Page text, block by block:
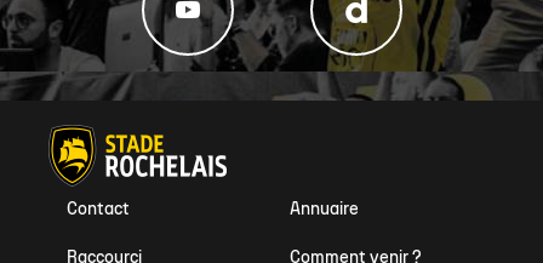
Annuaire
Contact
Comment venir ?
Raccourci